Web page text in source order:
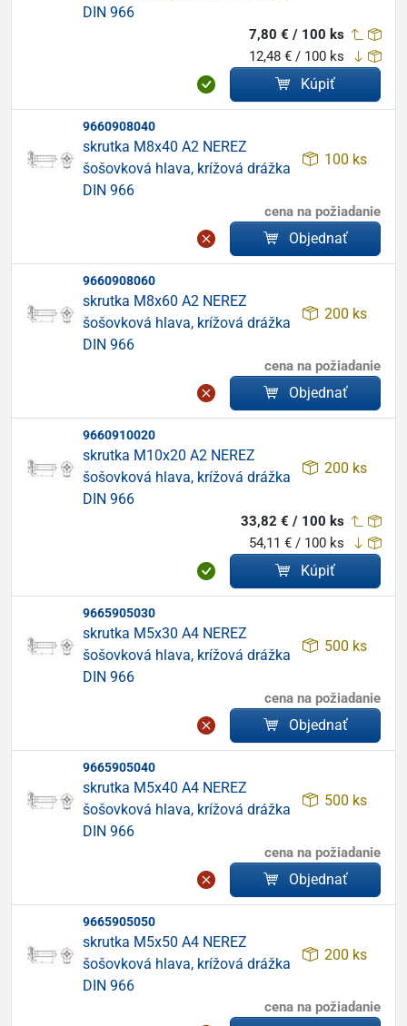
DIN 966
7,80 € / 100 ks
12,48 € / 100 ks
Kúpiť
9660908040
skrutka M8x40 A2 NEREZ
šošovková hlava, krížová drážka
DIN 966
100 ks
cena na požiadanie
Objednať
9660908060
skrutka M8x60 A2 NEREZ
šošovková hlava, krížová drážka
DIN 966
200 ks
cena na požiadanie
Objednať
9660910020
skrutka M10x20 A2 NEREZ
šošovková hlava, krížová drážka
DIN 966
200 ks
33,82 € / 100 ks
54,11 € / 100 ks
Kúpiť
9665905030
skrutka M5x30 A4 NEREZ
šošovková hlava, krížová drážka
DIN 966
500 ks
cena na požiadanie
Objednať
9665905040
skrutka M5x40 A4 NEREZ
šošovková hlava, krížová drážka
DIN 966
500 ks
cena na požiadanie
Objednať
9665905050
skrutka M5x50 A4 NEREZ
šošovková hlava, krížová drážka
DIN 966
200 ks
cena na požiadanie